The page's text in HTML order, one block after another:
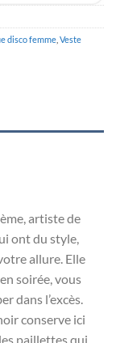
disco femme Veste
artiste de
ont du style,
allure. Elle
soirée, vous
dans l’excès.
conserve ici
paillettes qui